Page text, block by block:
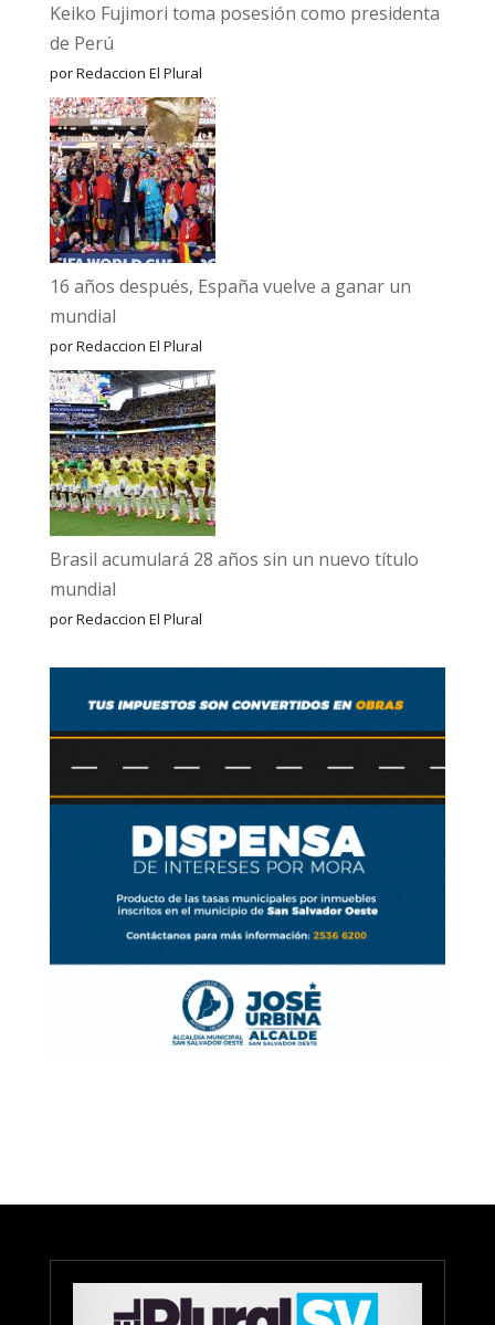
Keiko Fujimori toma posesión como presidenta
de Perú
por Redaccion El Plural
16 años después, España vuelve a ganar un
mundial
por Redaccion El Plural
Brasil acumulará 28 años sin un nuevo título
mundial
por Redaccion El Plural